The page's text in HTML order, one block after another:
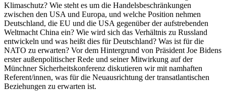
Klimaschutz? Wie steht es um die Handelsbeschränkungen
zwischen den USA und Europa, und welche Position nehmen
Deutschland, die EU und die USA gegenüber der aufstrebenden
Weltmacht China ein? Wie wird sich das Verhältnis zu Russland
entwickeln und was heißt dies für Deutschland? Was ist für die
NATO zu erwarten? Vor dem Hintergrund von Präsident Joe Bidens
erster außenpolitischer Rede und seiner Mitwirkung auf der
Münchner Sicherheitskonferenz diskutieren wir mit namhaften
Referent/innen, was für die Neuausrichtung der transatlantischen
Beziehungen zu erwarten ist.